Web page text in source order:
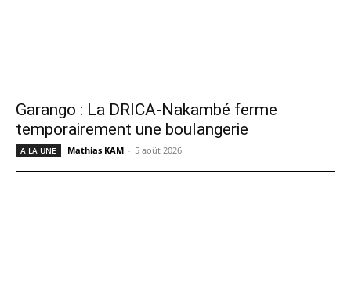
Garango : La DRICA-Nakambé ferme
temporairement une boulangerie
A LA UNE Mathias KAM - 5 août 2026